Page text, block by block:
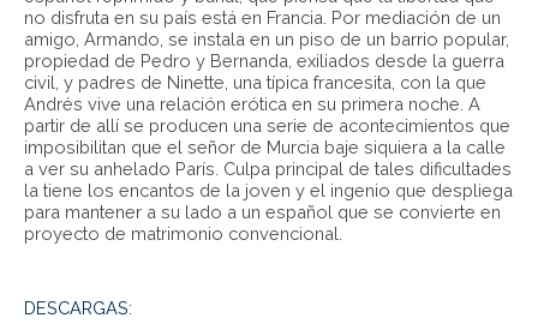
no disfruta en su país está en Francia. Por mediación de un
amigo, Armando, se instala en un piso de un barrio popular,
propiedad de Pedro y Bernanda, exiliados desde la guerra
civil, y padres de Ninette, una típica francesita, con la que
Andrés vive una relación erótica en su primera noche. A
partir de allí se producen una serie de acontecimientos que
imposibilitan que el señor de Murcia baje siquiera a la calle
a ver su anhelado París. Culpa principal de tales dificultades
la tiene los encantos de la joven y el ingenio que despliega
para mantener a su lado a un español que se convierte en
proyecto de matrimonio convencional.
DESCARGAS: